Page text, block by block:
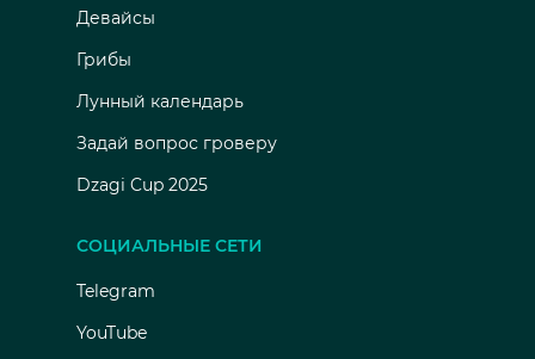
Девайсы
Грибы
Лунный календарь
Задай вопрос гроверу
Dzagi Cup 2025
СОЦИАЛЬНЫЕ СЕТИ
Telegram
YouTube